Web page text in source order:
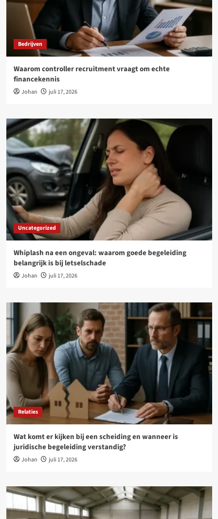
Bedrijven
Waarom controller recruitment vraagt om echte
financekennis
Johan juli 17, 2026
Uncategorized
Whiplash na een ongeval: waarom goede begeleiding
belangrijk is bij letselschade
Johan juli 17, 2026
Relaties
Wat komt er kijken bij een scheiding en wanneer is
juridische begeleiding verstandig?
Johan juli 17, 2026